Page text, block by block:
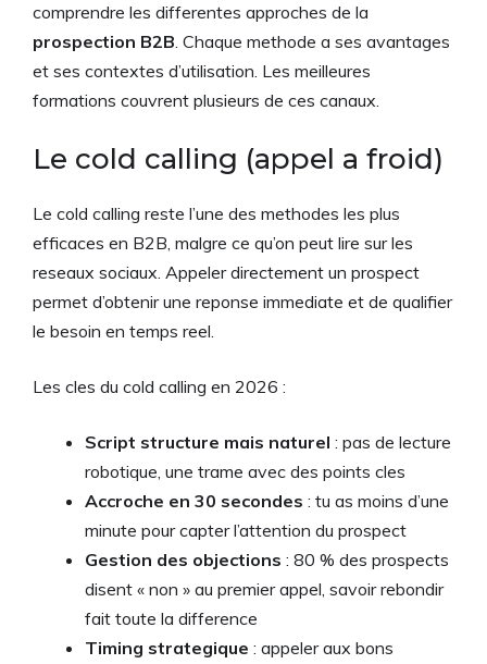
comprendre les differentes approches de la
prospection B2B . Chaque methode a ses avantages
et ses contextes d’utilisation. Les meilleures
formations couvrent plusieurs de ces canaux.
Le cold calling (appel a froid)
Le cold calling reste l’une des methodes les plus
efficaces en B2B, malgre ce qu’on peut lire sur les
reseaux sociaux. Appeler directement un prospect
permet d’obtenir une reponse immediate et de qualifier
le besoin en temps reel.
Les cles du cold calling en 2026 :
Script structure mais naturel : pas de lecture
robotique, une trame avec des points cles
Accroche en 30 secondes : tu as moins d’une
minute pour capter l’attention du prospect
Gestion des objections : 80 % des prospects
disent « non » au premier appel, savoir rebondir
fait toute la difference
Timing strategique : appeler aux bons